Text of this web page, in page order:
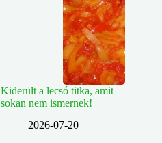
Kiderült a lecsó titka, amit
sokan nem ismernek!
2026-07-20